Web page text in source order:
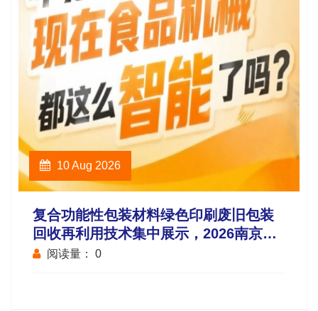
10 Aug 2026
复合功能性包装材料绿色印刷废旧包装
回收再利用技术集中展示，2026南京秋
糖9号馆循环经济
阅读量： 0